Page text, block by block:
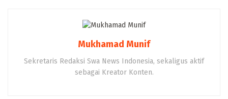
Mukhamad Munif
Sekretaris Redaksi Swa News Indonesia, sekaligus aktif
sebagai Kreator Konten.